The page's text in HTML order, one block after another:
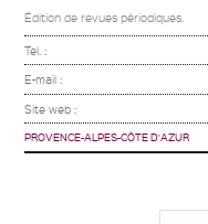
Édition de revues périodiques.
Tel. :
E-mail :
Site web :
PROVENCE-ALPES-CÔTE D'AZUR